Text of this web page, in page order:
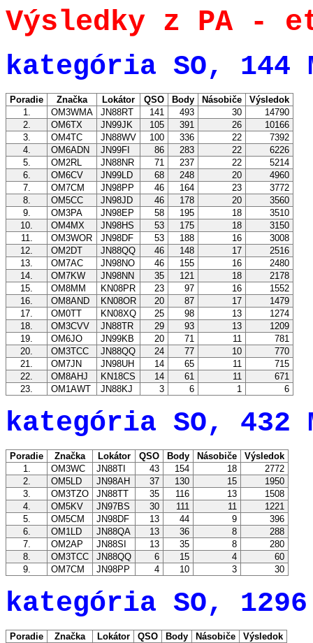
Výsledky z PA -
kategória SO, 144
Poradie Značka Lokátor QSO Body Násobiče
Výsledok
1.
OM3WMA JN88RT 141 493 30
14790
2.
OM6TX JN99JK 105 391 26
10166
3.
OM4TC JN88WV 100 336 22
7392
4.
OM6ADN JN99FI 86 283 22
6226
5.
OM2RL JN88NR 71 237 22
5214
6.
OM6CV JN99LD 68 248 20
4960
7.
OM7CM JN98PP 46 164 23
3772
8.
OM5CC JN98JD 46 178 20
3560
9.
OM3PA JN98EP 58 195 18
3510
10.
OM4MX JN98HS 53 175 18
3150
11.
OM3WOR JN98DF 53 188 16
3008
12.
OM2DT JN88QQ 46 148 17
2516
13.
OM7AC JN98NO 46 155 16
2480
14.
OM7KW JN98NN 35 121 18
2178
15.
OM8MM KN08PR 23 97 16
1552
16.
OM8AND KN08OR 20 87 17
1479
17.
OM0TT KN08XQ 25 98 13
1274
18.
OM3CVV JN88TR 29 93 13
1209
19.
OM6JO JN99KB 20 71 11
781
20.
OM3TCC JN88QQ 24 77 10
770
21.
OM7JN JN98UH 14 65 11
715
22.
OM8AHJ KN18CS 14 61 11
671
23.
OM1AWT JN88KJ 3 6 1 6
kategória SO, 432
Poradie Značka Lokátor QSO Body Násobiče
Výsledok
1.
OM3WC JN88TI 43 154 18
2772
2.
OM5LD JN98AH 37 130 15
1950
3.
OM3TZO JN88TT 35 116 13
1508
4.
OM5KV JN97BS 30 111 11
1221
5.
OM5CM JN98DF 13 44 9
396
6.
OM1LD JN88QA 13 36 8
288
7.
OM2AP JN88SI 13 35 8
280
8.
OM3TCC JN88QQ 6 15 4
60
9.
OM7CM JN98PP 4 10 3 30
kategória SO, 1296
Poradie Značka Lokátor QSO Body Násobiče
Výsledok